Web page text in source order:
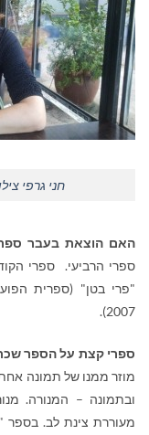
חני גרפי
האם הוצאת בעבר
2007).
ספרי קצת על הספר
מוזר ממנו של תמונה
ובתמונה – המנורה.
מעוררת צינת לב. בספר